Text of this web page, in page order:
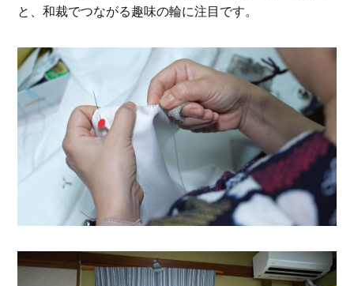
と、和裁でつながる趣味の輪に注目です。